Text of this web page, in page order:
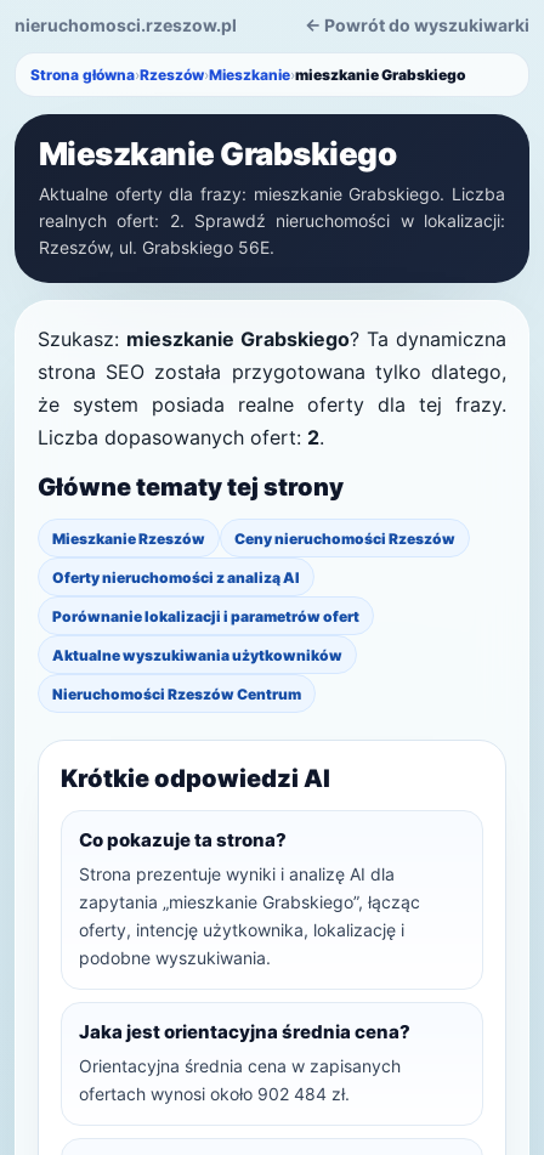
nieruchomosci.rzeszow.pl ← Powrót do wyszukiwarki
Strona główna›Rzeszów›Mieszkanie›mieszkanie Grabskiego
Mieszkanie Grabskiego
Aktualne oferty dla frazy: mieszkanie Grabskiego. Liczba
realnych ofert: 2. Sprawdź nieruchomości w lokalizacji:
Rzeszów, ul. Grabskiego 56E.
Szukasz: mieszkanie Grabskiego? Ta dynamiczna
strona SEO została przygotowana tylko dlatego,
że system posiada realne oferty dla tej frazy.
Liczba dopasowanych ofert: 2.
Główne tematy tej strony
Mieszkanie Rzeszów Ceny nieruchomości Rzeszów
Oferty nieruchomości z analizą AI
Porównanie lokalizacji i parametrów ofert
Aktualne wyszukiwania użytkowników
Nieruchomości Rzeszów Centrum
Krótkie odpowiedzi AI
Co pokazuje ta strona?
Strona prezentuje wyniki i analizę AI dla
zapytania „mieszkanie Grabskiego”, łącząc
oferty, intencję użytkownika, lokalizację i
podobne wyszukiwania.
Jaka jest orientacyjna średnia cena?
Orientacyjna średnia cena w zapisanych
ofertach wynosi około 902 484 zł.